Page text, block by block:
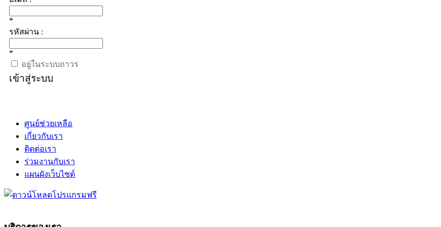
*
รหัสผ่าน :
*
อยู่ในระบบถาวร
เข้าสู่ระบบ
ศูนย์ช่วยเหลือ
เกี่ยวกับเรา
ติดต่อเรา
ร่วมงานกับเรา
แผนผังเว็บไซต์